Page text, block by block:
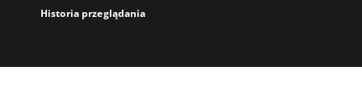
Historia przeglądania